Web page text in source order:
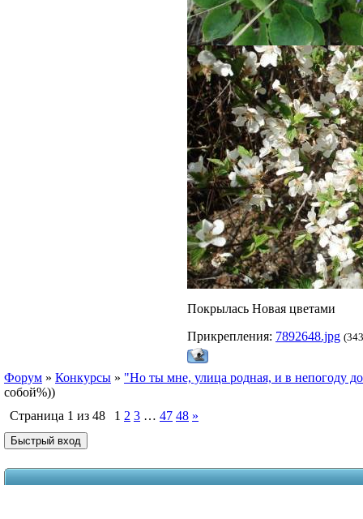
Покрылась Новая цветами
Прикрепления: 7892648.jpg
Форум » Конкурсы » "Но ты мне, улица родная, и в непогоду
собой%))
Страница 1 из 48 1 2 3 … 47 48 »